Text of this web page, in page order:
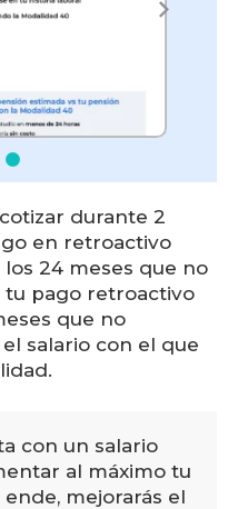
durante 2
en retroactivo
24 meses que no
tu pago retroactivo
que no
salario con el que
con un salario
al máximo tu
mejorarás el